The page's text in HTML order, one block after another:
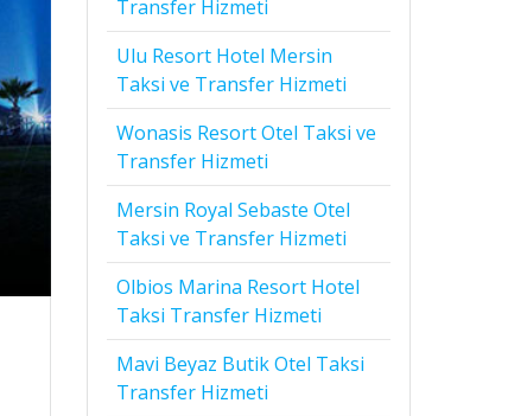
Transfer Hizmeti
Ulu Resort Hotel Mersin
Taksi ve Transfer Hizmeti
Wonasis Resort Otel Taksi ve
Transfer Hizmeti
Mersin Royal Sebaste Otel
Taksi ve Transfer Hizmeti
Olbios Marina Resort Hotel
Taksi Transfer Hizmeti
Mavi Beyaz Butik Otel Taksi
Transfer Hizmeti